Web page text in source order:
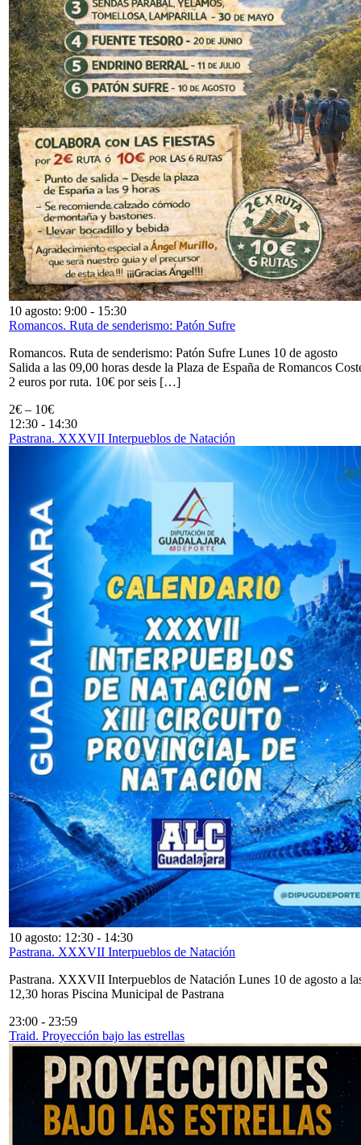
10 agosto: 9:00 - 15:30
Romancos. Ruta de senderismo: Patón Sufre
Romancos. Ruta de senderismo: Patón Sufre Lunes 10 de agosto
Salida a las 09,00 horas desde la Plaza de España de Romancos
2 euros por ruta. 10€ por seis […]
2€ – 10€
12:30 - 14:30
Pastrana. XXXVII Interpueblos de Natación
10 agosto: 12:30 - 14:30
Pastrana. XXXVII Interpueblos de Natación
Pastrana. XXXVII Interpueblos de Natación Lunes 10 de agosto a
12,30 horas Piscina Municipal de Pastrana
23:00 - 23:59
Traid. Proyección bajo las estrellas